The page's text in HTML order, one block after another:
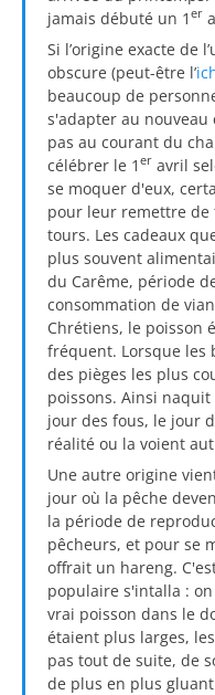
jamais débuté un 1 er
Si l’origine exacte de
obscure (peut-être l’
beaucoup de
s'adapter au
pas au courant du
célébrer le 1 eravril
se moquer d'eux,
pour leur remettre de
tours. Les cadeaux
plus souvent
du Carême, période
consommation de
Chrétiens, le poisson
fréquent. Lorsque les
des pièges les plus
poissons. Ainsi naquit
jour des fous, le jour
réalité ou la voient
Une autre origine
jour où la pêche
la période de
pêcheurs, et pour se
offrait un hareng.
populaire s'intalla :
vrai poisson dans le
étaient plus larges,
pas tout de suite, de
de plus en plus